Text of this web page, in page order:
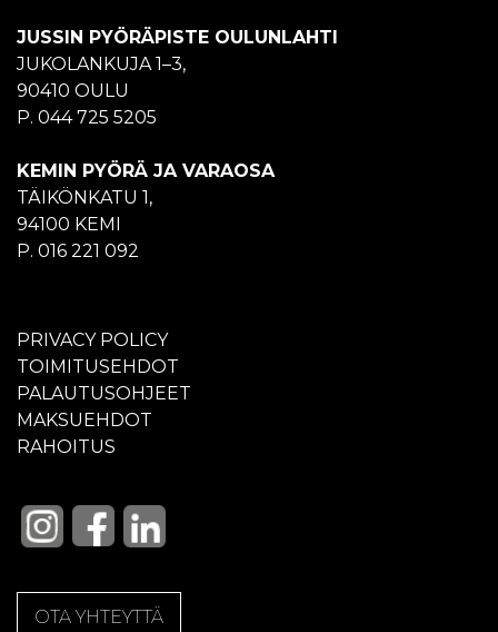
JUSSIN PYÖRÄPISTE OULUNLAHTI
JUKOLANKUJA 1–3,
90410 OULU
P. 044 725 5205
KEMIN PYÖRÄ JA VARAOSA
TÄIKÖNKATU 1,
94100 KEMI
P. 016 221 092
PRIVACY POLICY
TOIMITUSEHDOT
PALAUTUSOHJEET
MAKSUEHDOT
RAHOITUS
OTA YHTEYTTÄ